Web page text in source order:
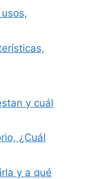
y cuál
¿Cuál
y a qué